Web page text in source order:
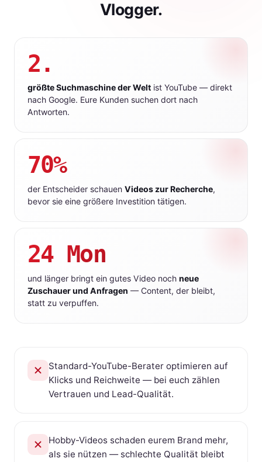
Vlogger.
2.
größte Suchmaschine der Weltist YouTube — direkt
nach Google. Eure Kunden suchen dort nach
Antworten.
70%
der Entscheider schauen Videos zur Recherche,
bevor sie eine größere Investition tätigen.
24 Mon
und länger bringt ein gutes Video noch neue
Zuschauer und Anfragen — Content, der bleibt,
statt zu verpuffen.
Standard-YouTube-Berater optimieren auf
Klicks und Reichweite — bei euch zählen
Vertrauen und Lead-Qualität.
Hobby-Videos schaden eurem Brand mehr,
als sie nützen — schlechte Qualität bleibt